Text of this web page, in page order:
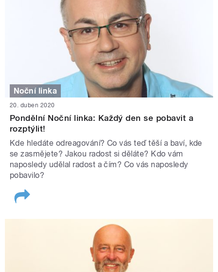
Noční linka
20. duben 2020
Pondělní Noční linka: Každý den se pobavit a
rozptýlit!
Kde hledáte odreagování? Co vás teď těší a baví, kde
se zasmějete? Jakou radost si děláte? Kdo vám
naposledy udělal radost a čím? Co vás naposledy
pobavilo?